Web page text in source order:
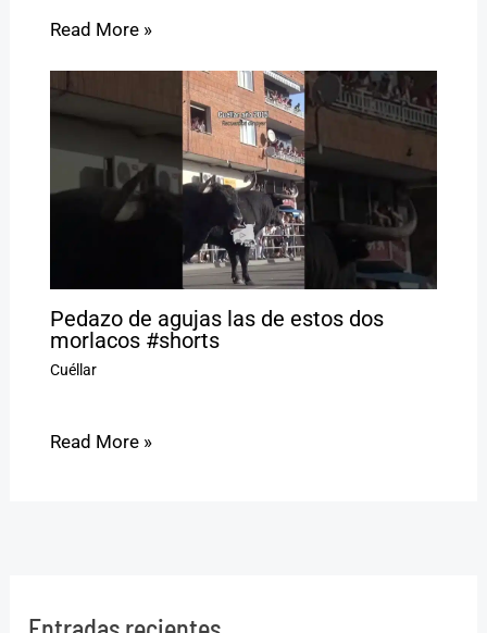
Read More »
Pedazo de agujas las de estos dos
morlacos #shorts
Cuéllar
Read More »